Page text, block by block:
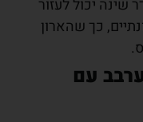
שינה יכול לעזור
כך שהארון
עם